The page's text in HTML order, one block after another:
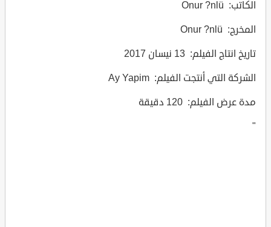
الكاتب: Onur ?nlü
المخرج: Onur ?nlü
تاريخ انتاج الفيلم: 13 نيسان 2017
الشركة التي أنتجت الفيلم: Ay Yapim
مدة عرض الفيلم: 120 دقيقة
"